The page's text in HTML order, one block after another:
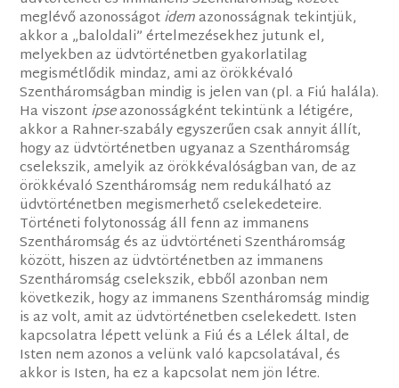
meglévő azonosságotidemazonosságnak tekintjük,
akkor a „baloldali” értelmezésekhez jutunk el,
melyekben az üdvtörténetben gyakorlatilag
megismétlődik mindaz, ami az örökkévaló
Szentháromságban mindig is jelen van (pl. a Fiú halála).
Ha viszontipseazonosságként tekintünk a létigére,
akkor a Rahner-szabály egyszerűen csak annyit állít,
hogy az üdvtörténetben ugyanaz a Szentháromság
cselekszik, amelyik az örökkévalóságban van, de az
örökkévaló Szentháromság nem redukálható az
üdvtörténetben megismerhető cselekedeteire.
Történeti folytonosság áll fenn az immanens
Szentháromság és az üdvtörténeti Szentháromság
között, hiszen az üdvtörténetben az immanens
Szentháromság cselekszik, ebből azonban nem
következik, hogy az immanens Szentháromság mindig
is az volt, amit az üdvtörténetben cselekedett. Isten
kapcsolatra lépett velünk a Fiú és a Lélek által, de
Isten nem azonos a velünk való kapcsolatával, és
akkor is Isten, ha ez a kapcsolat nem jön létre.